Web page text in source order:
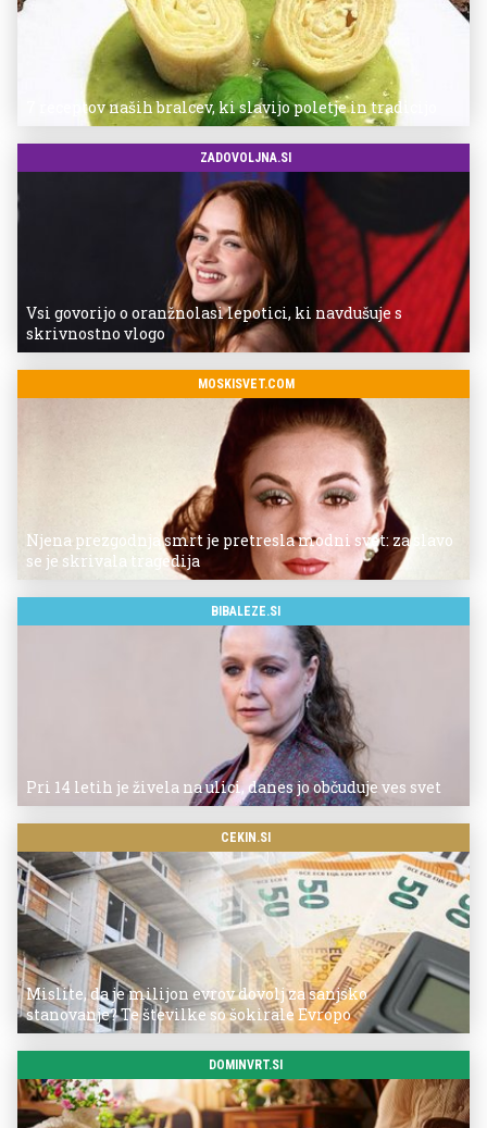
7 receptov naših bralcev, ki slavijo poletje in tradicijo
ZADOVOLJNA.SI
Vsi govorijo o oranžnolasi lepotici, ki navdušuje s
skrivnostno vlogo
MOSKISVET.COM
Njena prezgodnja smrt je pretresla modni svet: za slavo
se je skrivala tragedija
BIBALEZE.SI
Pri 14 letih je živela na ulici, danes jo občuduje ves svet
CEKIN.SI
Mislite, da je milijon evrov dovolj za sanjsko
stanovanje? Te številke so šokirale Evropo
DOMINVRT.SI